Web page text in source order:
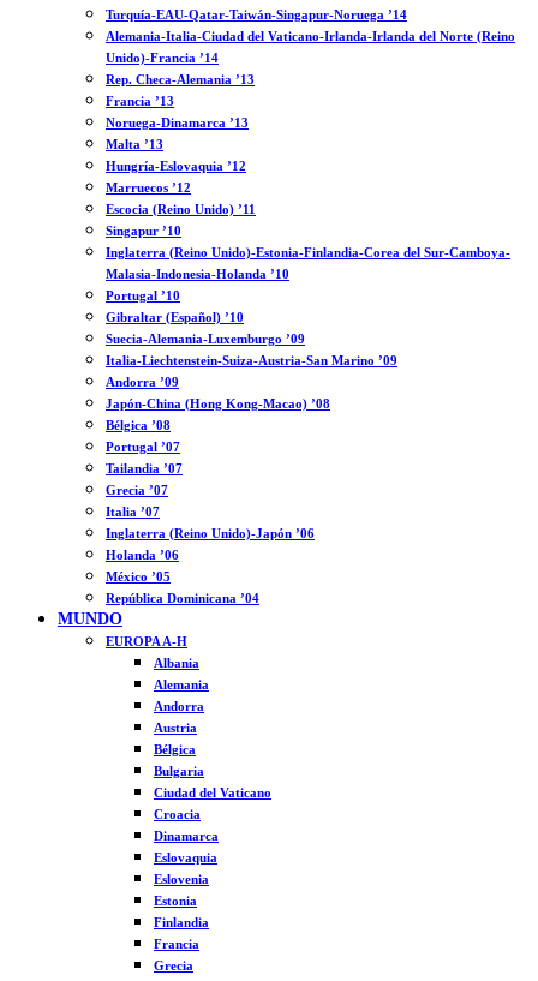
Turquía-EAU-Qatar-Taiwán-Singapur-Noruega ’14
Alemania-Italia-Ciudad del Vaticano-Irlanda-Irlanda del Norte (Reino
Unido)-Francia ’14
Rep. Checa-Alemania ’13
Francia ’13
Noruega-Dinamarca ’13
Malta ’13
Hungría-Eslovaquia ’12
Marruecos ’12
Escocia (Reino Unido) ’11
Singapur ’10
Inglaterra (Reino Unido)-Estonia-Finlandia-Corea del Sur-Camboya-
Malasia-Indonesia-Holanda ’10
Portugal ’10
Gibraltar (Español) ’10
Suecia-Alemania-Luxemburgo ’09
Italia-Liechtenstein-Suiza-Austria-San Marino ’09
Andorra ’09
Japón-China (Hong Kong-Macao) ’08
Bélgica ’08
Portugal ’07
Tailandia ’07
Grecia ’07
Italia ’07
Inglaterra (Reino Unido)-Japón ’06
Holanda ’06
México ’05
República Dominicana ’04
MUNDO
EUROPA A-H
Albania
Alemania
Andorra
Austria
Bélgica
Bulgaria
Ciudad del Vaticano
Croacia
Dinamarca
Eslovaquia
Eslovenia
Estonia
Finlandia
Francia
Grecia